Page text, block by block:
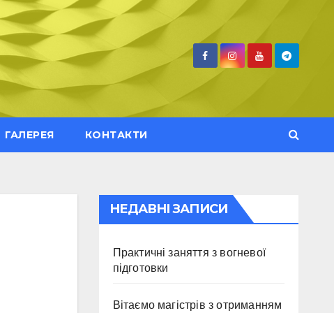
ГАЛЕРЕЯ КОНТАКТИ
НЕДАВНІ ЗАПИСИ
Практичні заняття з вогневої
підготовки
Вітаємо магістрів з отриманням